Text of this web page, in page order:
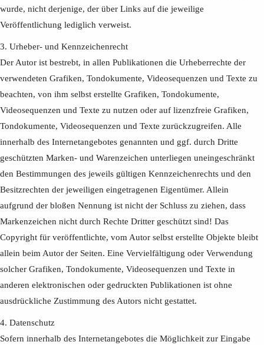
wurde, nicht derjenige, der über Links auf die jeweilige
Veröffentlichung lediglich verweist.
3. Urheber- und Kennzeichenrecht
Der Autor ist bestrebt, in allen Publikationen die Urheberrechte der
verwendeten Grafiken, Tondokumente, Videosequenzen und Texte zu
beachten, von ihm selbst erstellte Grafiken, Tondokumente,
Videosequenzen und Texte zu nutzen oder auf lizenzfreie Grafiken,
Tondokumente, Videosequenzen und Texte zurückzugreifen. Alle
innerhalb des Internetangebotes genannten und ggf. durch Dritte
geschützten Marken- und Warenzeichen unterliegen uneingeschränkt
den Bestimmungen des jeweils gültigen Kennzeichenrechts und den
Besitzrechten der jeweiligen eingetragenen Eigentümer. Allein
aufgrund der bloßen Nennung ist nicht der Schluss zu ziehen, dass
Markenzeichen nicht durch Rechte Dritter geschützt sind! Das
Copyright für veröffentlichte, vom Autor selbst erstellte Objekte bleibt
allein beim Autor der Seiten. Eine Vervielfältigung oder Verwendung
solcher Grafiken, Tondokumente, Videosequenzen und Texte in
anderen elektronischen oder gedruckten Publikationen ist ohne
ausdrückliche Zustimmung des Autors nicht gestattet.
4. Datenschutz
Sofern innerhalb des Internetangebotes die Möglichkeit zur Eingabe